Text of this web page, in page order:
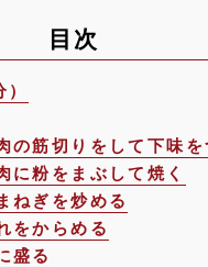
目次
の筋切りをして下味
に粉をまぶして焼く
ねぎを炒める
をからめる
盛る